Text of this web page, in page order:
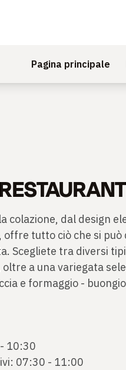
Pagina principale
colazione, dal design
tutto ciò che si
Scegliete tra diversi
a una variegata
e formaggio -
10:30
07:30 - 11:00